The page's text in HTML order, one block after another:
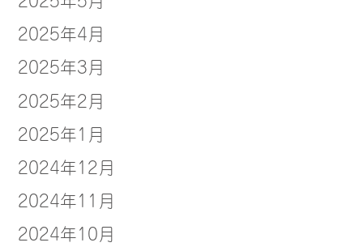
2025年4月
2025年3月
2025年2月
2025年1月
2024年12月
2024年11月
2024年10月